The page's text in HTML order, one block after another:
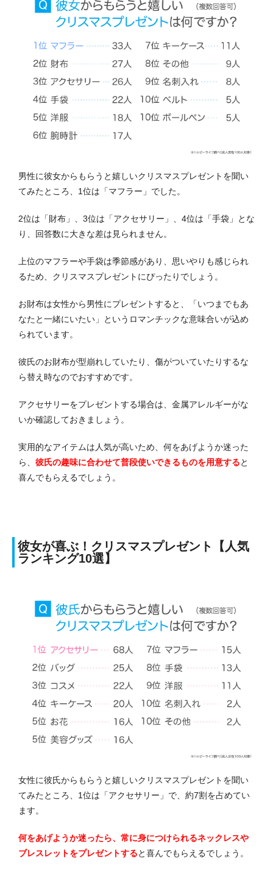
男性に彼女からもらうと嬉しいクリスマスプレゼントを聞い
てみたところ、1位は「マフラー」でした。
2位は「財布」、3位は「アクセサリー」、4位は「手袋」とな
り、回答数に大きな差は見られません。
上位のマフラーや手袋は季節感があり、思いやりも感じられ
るため、クリスマスプレゼントにぴったりでしょう。
お財布は女性から男性にプレゼントすると、「いつまでもあ
なたと一緒にいたい」というロマンチックな意味合いが込め
られています。
彼氏のお財布が型崩れしていたり、傷がついていたりするな
ら替え時なのでおすすめです。
アクセサリーをプレゼントする場合は、金属アレルギーがな
いか確認しておきましょう。
実用的なアイテムは人気が高いため、何をあげようか迷った
ら、 彼氏の趣味に合わせて普段使いできるものを用意すると
喜んでもらえるでしょう。
彼女が喜ぶ！クリスマスプレゼント【人気
ランキング10選】
女性に彼氏からもらうと嬉しいクリスマスプレゼントを聞い
てみたところ、1位は「アクセサリー」で、約7割を占めてい
ます。
何をあげようか迷ったら、常に身につけられるネックレスや
ブレスレットをプレゼントすると喜んでもらえるでしょう。